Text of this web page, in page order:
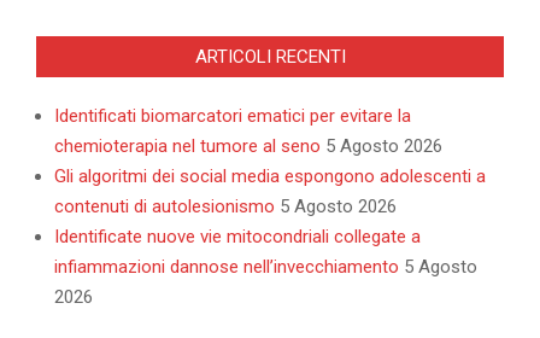
ARTICOLI RECENTI
Identificati biomarcatori ematici per evitare la
chemioterapia nel tumore al seno 5 Agosto 2026
Gli algoritmi dei social media espongono adolescenti a
contenuti di autolesionismo 5 Agosto 2026
Identificate nuove vie mitocondriali collegate a
infiammazioni dannose nell’invecchiamento 5 Agosto
2026